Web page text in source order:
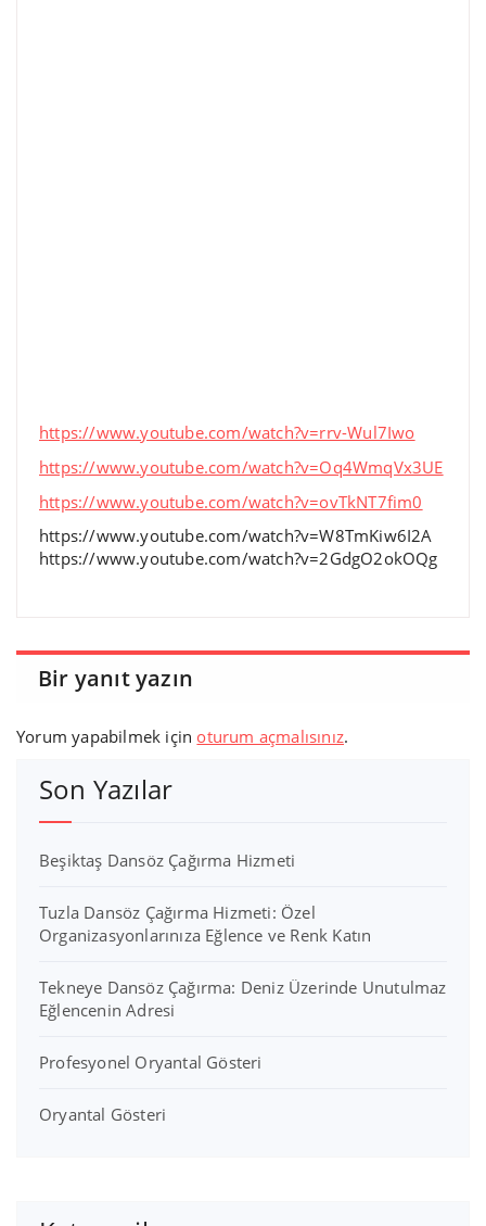
https://www.youtube.com/watch?v=rrv-Wul7Iwo
https://www.youtube.com/watch?v=Oq4WmqVx3UE
https://www.youtube.com/watch?v=ovTkNT7fim0
https://www.youtube.com/watch?v=W8TmKiw6I2A
https://www.youtube.com/watch?v=2GdgO2okOQg
Bir yanıt yazın
Yorum yapabilmek için oturum açmalısınız.
Son Yazılar
Beşiktaş Dansöz Çağırma Hizmeti
Tuzla Dansöz Çağırma Hizmeti: Özel
Organizasyonlarınıza Eğlence ve Renk Katın
Tekneye Dansöz Çağırma: Deniz Üzerinde Unutulmaz
Eğlencenin Adresi
Profesyonel Oryantal Gösteri
Oryantal Gösteri